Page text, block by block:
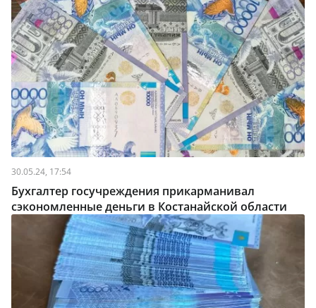
30.05.24, 17:54
Бухгалтер госучреждения прикарманивал
сэкономленные деньги в Костанайской области